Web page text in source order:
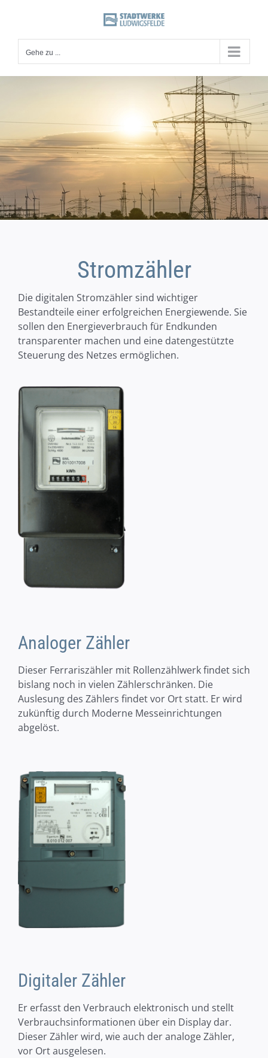
Gehe zu ...
Stromzähler
Die digitalen Stromzähler sind wichtiger
Bestandteile einer erfolgreichen Energiewende. Sie
sollen den Energieverbrauch für Endkunden
transparenter machen und eine datengestützte
Steuerung des Netzes ermöglichen.
Analoger Zähler
Dieser Ferrariszähler mit Rollenzählwerk findet sich
bislang noch in vielen Zählerschränken. Die
Auslesung des Zählers findet vor Ort statt. Er wird
zukünftig durch Moderne Messeinrichtungen
abgelöst.
Digitaler Zähler
Er erfasst den Verbrauch elektronisch und stellt
Verbrauchsinformationen über ein Display dar.
Dieser Zähler wird, wie auch der analoge Zähler,
vor Ort ausgelesen.